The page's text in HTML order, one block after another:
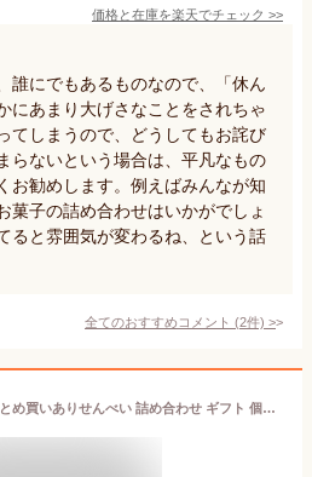
価格と在庫を楽天でチェック >>
誰にでもあるものなので、「休ん
にあまり大げさなことをされちゃ
てしまうので、どうしてもお詫び
らないという場合は、平凡なもの
お勧めします。例えばみんなが知
菓子の詰め合わせはいかがでしょ
ると雰囲気が変わるね、という話
全てのおすすめコメント (2件) >
【8月下旬入荷予定】まとめ買いありせんべい 詰め合わせ ギフト 個包装 金澤兼六製菓 兼六の華 KRN-20R 倉出 ギフト 和菓子 煎餅 御礼 内祝い お返し 出産 和菓子 senbei 煎餅 菓子折り 退職 ご挨拶 FUJI 食品ギフト お取り寄せグルメ 敬老の日